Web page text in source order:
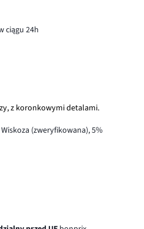
ciągu 24h
z koronkowymi detalami.
(zweryfikowana), 5%